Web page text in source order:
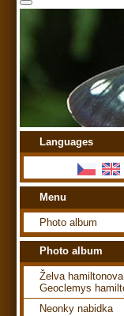
Languages
Menu
Photo album
Photo album
Želva hamiltonova
Geoclemys
Neonky nabidka